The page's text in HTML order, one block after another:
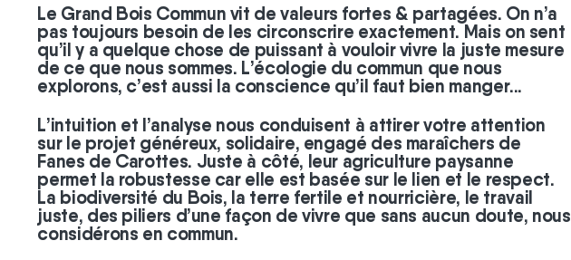
Le Grand Bois Commun vit de valeurs fortes & partagées. On n’a
pas toujours besoin de les circonscrire exactement. Mais on sent
qu’il y a quelque chose de puissant à vouloir vivre la juste mesure
de ce que nous sommes. L’écologie du commun que nous
explorons, c’est aussi la conscience qu’il faut bien manger...
L’intuition et l’analyse nous conduisent à attirer votre attention
sur le projet généreux, solidaire, engagé des maraîchers de
Fanes de Carottes. Juste à côté, leur agriculture paysanne
permet la robustesse car elle est basée sur le lien et le respect.
La biodiversité du Bois, la terre fertile et nourricière, le travail
juste, des piliers d’une façon de vivre que sans aucun doute, nous
considérons en commun.